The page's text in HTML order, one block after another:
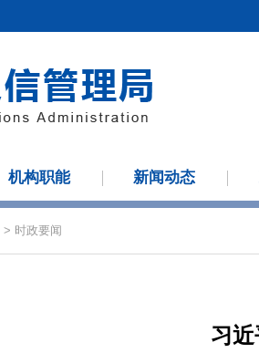
机构职能 新闻动态
> 时政要闻
习